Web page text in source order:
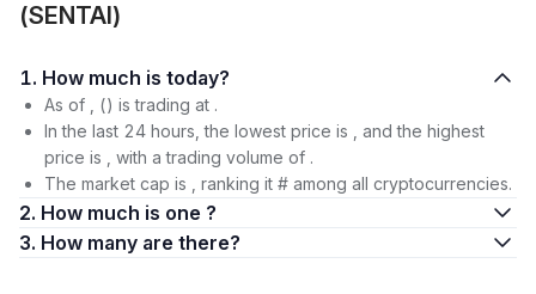
(SENTAI)
1. How much is today?
As of , () is trading at .
In the last 24 hours, the lowest price is , and the highest
price is , with a trading volume of .
The market cap is , ranking it # among all cryptocurrencies.
2. How much is one ?
3. How many are there?